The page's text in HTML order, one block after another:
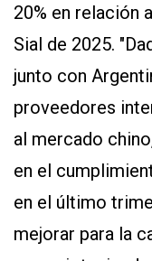
20% en relación
Sial de 2025.
junto con
proveedores
al mercado
en el
en el último
mejorar para la